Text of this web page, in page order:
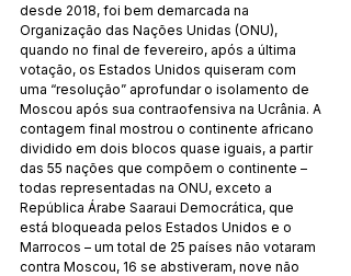
desde 2018, foi bem demarcada na
Organização das Nações Unidas (ONU),
quando no final de fevereiro, após a última
votação, os Estados Unidos quiseram com
uma “resolução” aprofundar o isolamento de
Moscou após sua contraofensiva na Ucrânia. A
contagem final mostrou o continente africano
dividido em dois blocos quase iguais, a partir
das 55 nações que compõem o continente –
todas representadas na ONU, exceto a
República Árabe Saaraui Democrática, que
está bloqueada pelos Estados Unidos e o
Marrocos – um total de 25 países não votaram
contra Moscou, 16 se abstiveram, nove não